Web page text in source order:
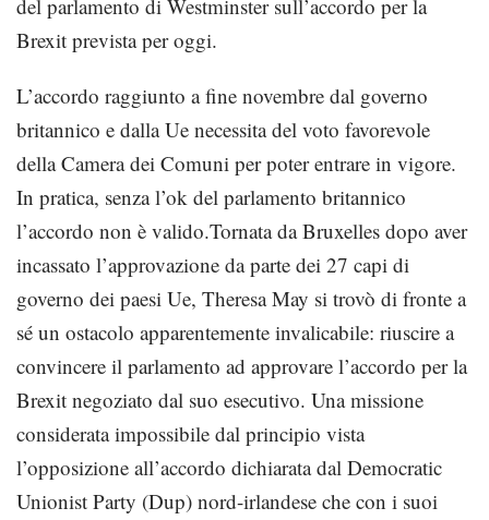
del parlamento di Westminster sull’accordo per la
Brexit prevista per oggi.
L’accordo raggiunto a fine novembre dal governo
britannico e dalla Ue necessita del voto favorevole
della Camera dei Comuni per poter entrare in vigore.
In pratica, senza l’ok del parlamento britannico
l’accordo non è valido.Tornata da Bruxelles dopo aver
incassato l’approvazione da parte dei 27 capi di
governo dei paesi Ue, Theresa May si trovò di fronte a
sé un ostacolo apparentemente invalicabile: riuscire a
convincere il parlamento ad approvare l’accordo per la
Brexit negoziato dal suo esecutivo. Una missione
considerata impossibile dal principio vista
l’opposizione all’accordo dichiarata dal Democratic
Unionist Party (Dup) nord-irlandese che con i suoi